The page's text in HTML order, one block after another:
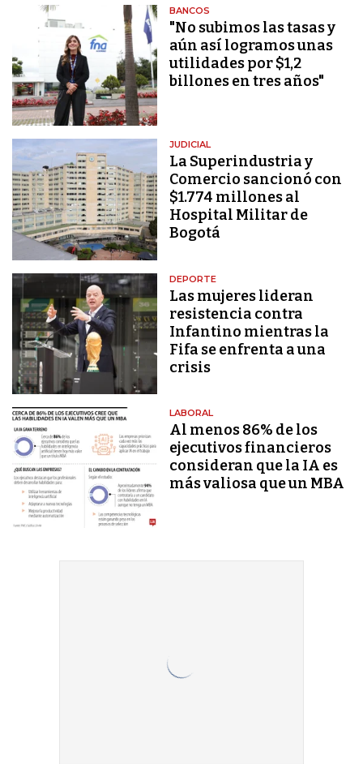
BANCOS
"No subimos las tasas y
aún así logramos unas
utilidades por $1,2
billones en tres años"
JUDICIAL
La Superindustria y
Comercio sancionó con
$1.774 millones al
Hospital Militar de
Bogotá
DEPORTE
Las mujeres lideran
resistencia contra
Infantino mientras la
Fifa se enfrenta a una
crisis
LABORAL
Al menos 86% de los
ejecutivos financieros
consideran que la IA es
más valiosa que un MBA